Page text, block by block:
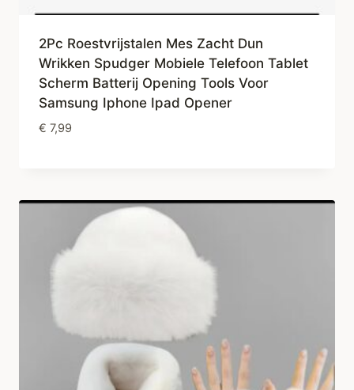
2Pc Roestvrijstalen Mes Zacht Dun
Wrikken Spudger Mobiele Telefoon Tablet
Scherm Batterij Opening Tools Voor
Samsung Iphone Ipad Opener
€ 7,99